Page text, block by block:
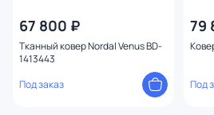
67 800 ₽
Тканный ковер Nordal Venus BD-
1413443
Под заказ
79
Под